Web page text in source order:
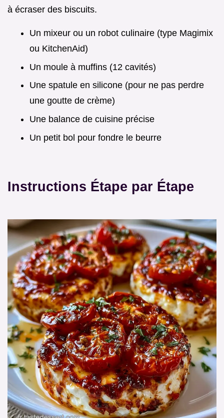
à écraser des biscuits.
Un mixeur ou un robot culinaire (type Magimix
ou KitchenAid)
Un moule à muffins (12 cavités)
Une spatule en silicone (pour ne pas perdre
une goutte de crème)
Une balance de cuisine précise
Un petit bol pour fondre le beurre
Instructions Étape par Étape